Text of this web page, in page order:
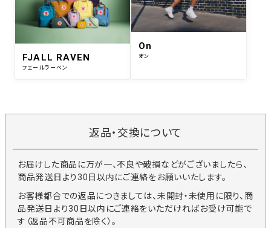
FJALL RAVEN
フェールラーベン
On
オン
返品・交換について
お届けした商品に万が一、不良や破損などがございましたら、
商品発送日より30日以内にご連絡をお願いいたします。
お客様都合での返品につきましては、未開封・未使用に限り、商
品発送日より30日以内にご連絡をいただければお受け可能で
す（返品不可商品を除く）。